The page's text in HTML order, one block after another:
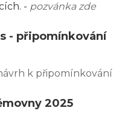
- pozvánka zde
- připomínkování
k připomínkování
2025